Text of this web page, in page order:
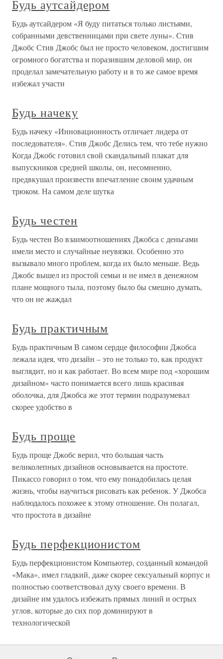
Будь аутсайдером
Будь аутсайдером «Я буду питаться только листьями,
собранными девственницами при свете луны». Стив
Джобс Стив Джобс был не просто человеком, достигшим
огромного богатства и поразившим деловой мир, он
проделал замечательную работу и в то же самое время
избежал участи
Будь начеку
Будь начеку «Инновационность отличает лидера от
последователя». Стив Джобс Делись тем, что тебе нужно
Когда Джобс готовил свой скандальный плакат для
выпускников средней школы, он, несомненно,
предвкушал произвести впечатление своим удачным
трюком. На самом деле шутка
Будь честен
Будь честен Во взаимоотношениях Джобса с деньгами
имели место и случайные неувязки. Особенно это
вызывало много проблем, когда их было меньше. Ведь
Джобс вышел из простой семьи и не имел в денежном
плане мощного тыла, поэтому было бы смешно думать,
что он не жаждал
Будь практичным
Будь практичным В самом сердце философии Джобса
лежала идея, что дизайн – это не только то, как продукт
выглядит, но и как работает. Во всем мире под «хорошим
дизайном» часто понимается всего лишь красивая
оболочка, для Джобса же этот термин подразумевал
скорее удобство в
Будь проще
Будь проще Джобс верил, что большая часть
великолепных дизайнов основывается на простоте.
Пикассо говорил о том, что ему понадобилась целая
жизнь, чтобы научиться рисовать как ребенок. У Джобса
наблюдалось похожее к этому отношение. Он полагал,
что простота в дизайне
Будь перфекционистом
Будь перфекционистом Компьютер, созданный командой
«Мака», имел гладкий, даже скорее сексуальный корпус и
полностью соответствовал духу своего времени. В
дизайне им удалось избежать прямых линий и острых
углов, которые до сих пор доминируют в
технологической